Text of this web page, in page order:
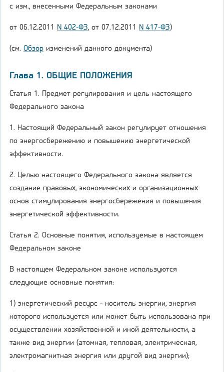
с изм., внесенными Федеральным законами
от 06.12.2011 N 402-ФЗ, от 07.12.2011 N 417-ФЗ)
(см. Обзор изменений данного документа)
Глава 1. ОБЩИЕ ПОЛОЖЕНИЯ
Статья 1. Предмет регулирования и цель настоящего
Федерального закона
1. Настоящий Федеральный закон регулирует отношения
по энергосбережению и повышению энергетической
эффективности.
2. Целью настоящего Федерального закона является
создание правовых, экономических и организационных
основ стимулирования энергосбережения и повышения
энергетической эффективности.
Статья 2. Основные понятия, используемые в настоящем
Федеральном законе
В настоящем Федеральном законе используются
следующие основные понятия:
1) энергетический ресурс - носитель энергии, энергия
которого используется или может быть использована при
осуществлении хозяйственной и иной деятельности, а
также вид энергии (атомная, тепловая, электрическая,
электромагнитная энергия или другой вид энергии);